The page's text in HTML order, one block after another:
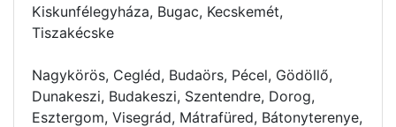
Kiskunfélegyháza, Bugac, Kecskemét,
Tiszakécske
Nagykörös, Cegléd, Budaörs, Pécel, Gödöllő,
Dunakeszi, Budakeszi, Szentendre, Dorog,
Esztergom, Visegrád, Mátrafüred, Bátonyterenye,